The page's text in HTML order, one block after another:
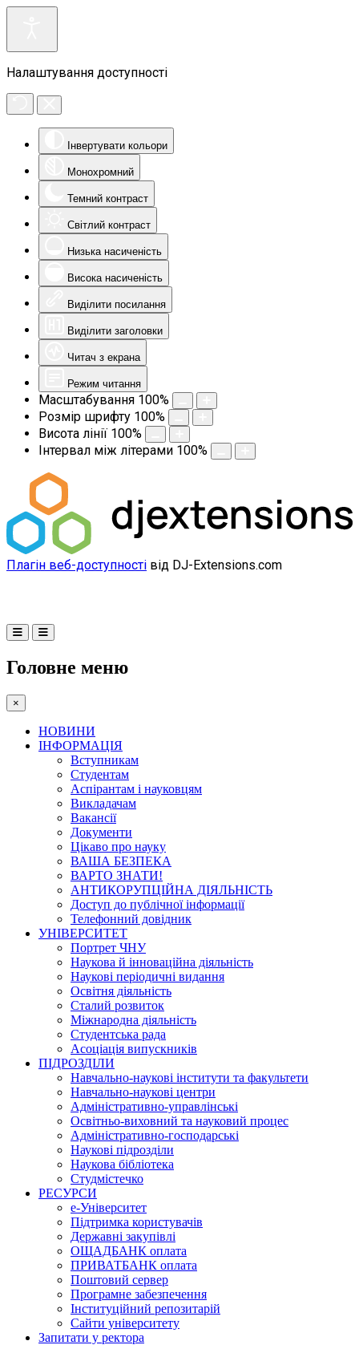
Налаштування доступності
Інвертувати кольори
Монохромний
Темний контраст
Світлий контраст
Низька насиченість
Висока насиченість
Виділити посилання
Виділити заголовки
Читач з екрана
Режим читання
Масштабування 100%
Розмір шрифту 100%
Висота лінії 100%
Інтервал між літерами 100%
Плагін веб-доступності від DJ-Extensions.com
Головне меню
×
НОВИНИ
ІНФОРМАЦІЯ
Вступникам
Студентам
Аспірантам і науковцям
Викладачам
Вакансії
Документи
Цікаво про науку
ВАША БЕЗПЕКА
ВАРТО ЗНАТИ!
АНТИКОРУПЦІЙНА ДІЯЛЬНІСТЬ
Доступ до публічної інформації
Телефонний довідник
УНІВЕРСИТЕТ
Портрет ЧНУ
Наукова й інноваційна діяльність
Наукові періодичні видання
Освітня діяльність
Сталий розвиток
Міжнародна діяльність
Студентська рада
Асоціація випускників
ПІДРОЗДІЛИ
Навчально-наукові інститути та факультети
Навчально-наукові центри
Адміністративно-управлінські
Освітньо-виховний та науковий процес
Адміністративно-господарські
Наукові підрозділи
Наукова бібліотека
Студмістечко
РЕСУРСИ
е-Університет
Підтримка користувачів
Державні закупівлі
ОЩАДБАНК оплата
ПРИВАТБАНК оплата
Поштовий сервер
Програмне забезпечення
Інституційний репозитарій
Сайти університету
Запитати у ректора